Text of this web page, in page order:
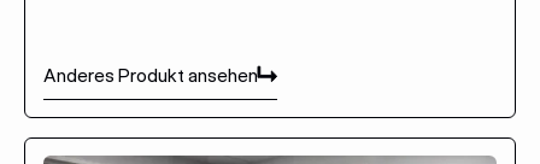
Anderes Produkt ansehen
Anderes Produkt ansehen